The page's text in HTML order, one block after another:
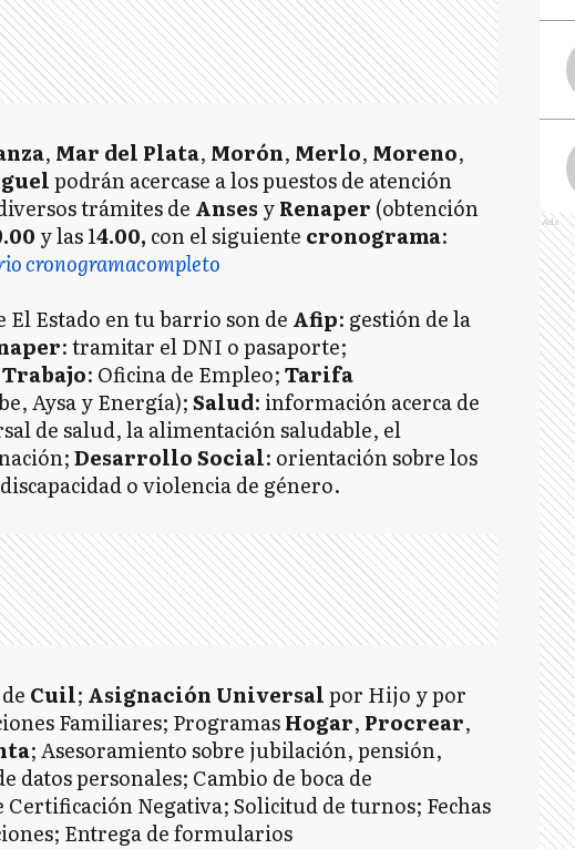
, Mar del Plata, Morón, Merlo, Moreno,
podrán acercase a los puestos de atención
trámites de Anses yRenaper (obtención
y las 14.00, con el siguiente cronograma:
El Estado en tu barrio son de Afip: gestión de la
: tramitar el DNI o pasaporte;
Trabajo: Oficina de Empleo;Tarifa
Aysa y Energía);Salud: información acerca de
de salud, la alimentación saludable, el
Desarrollo Social: orientación sobre los
o violencia de género.
Cuil; Asignación Universalpor Hijo y por
Familiares; ProgramasHogar, Procrear,
; Asesoramiento sobre jubilación, pensión,
datos personales; Cambio de boca de
Certificación Negativa; Solicitud de turnos; Fechas
Entrega de formularios
Ads